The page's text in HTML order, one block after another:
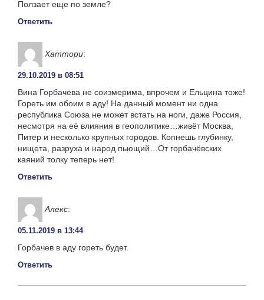
Ползает еще по земле?
Ответить
Хаттори:
29.10.2019 в 08:51
Вина Горбачёва не соизмерима, впрочем и Ельцина тоже!
Гореть им обоим в аду! На данный момент ни одна
республика Союза не может встать на ноги, даже Россия,
несмотря на её влияния в геополитике…живёт Москва,
Питер и несколько крупных городов. Копнешь глубинку,
нищета, разруха и народ пьющий…От горбачёвских
каяний толку теперь нет!
Ответить
Алекс:
05.11.2019 в 13:44
Горбачев в аду гореть будет.
Ответить